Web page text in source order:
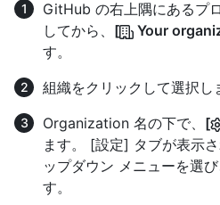
GitHub の右上隅にあるプ
してから、 [ Your
す。
組織をクリックして選択し
Organization 名の下で、 [
ます。 [設定] タブが表示
ップダウン メニューを選び
す。